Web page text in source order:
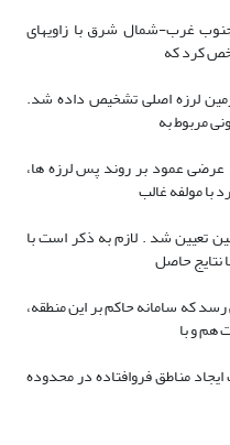
و روند جنوب غرب-شمال شرق با زاویهای
لرزه اصلی تشخیص داده شد.
عمود بر روند پس لرزه ها،
با مولفه غالب
زمین تعیین شد . لازم به ذکر است با
نتایج حاصل
که سامانه حاکم بر این منطقه،
هم و با
مناطق فروافتاده در محدوده